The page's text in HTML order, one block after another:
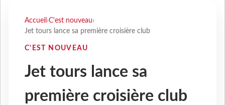
Accueil ›C'est nouveau›
Jet tours lance sa première croisière club
C'EST NOUVEAU
Jet tours lance sa
première croisière club